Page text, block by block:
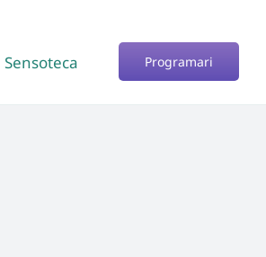
Sensoteca Programari